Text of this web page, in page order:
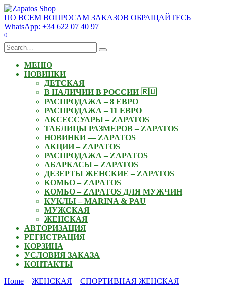
Skip
to
content
ПО ВСЕМ ВОПРОСАМ ЗАКАЗОВ ОБРАЩАЙТЕСЬ
WhatsApp: +34 622 07 40 97
0
Search
for:
МЕНЮ
НОВИНКИ
ДЕТСКАЯ
В НАЛИЧИИ В РОССИИ 🇷🇺
РАСПРОДАЖА – 8 ЕВРО
РАСПРОДАЖА – 11 ЕВРО
АКСЕССУАРЫ – ZAPATOS
ТАБЛИЦЫ РАЗМЕРОВ – ZAPATOS
НОВИНКИ — ZAPATOS
АКЦИИ – ZAPATOS
РАСПРОДАЖА – ZAPATOS
АБАРКАСЫ – ZAPATOS
ДЕЗЕРТЫ ЖЕНСКИЕ – ZAPATOS
КОМБО – ZAPATOS
КОМБО – ZAPATOS ДЛЯ МУЖЧИН
КУКЛЫ – MARINA & PAU
МУЖСКАЯ
ЖЕНСКАЯ
АВТОРИЗАЦИЯ
РЕГИСТРАЦИЯ
КОРЗИНА
УСЛОВИЯ ЗАКАЗА
КОНТАКТЫ
Home
ЖЕНСКАЯ СПОРТИВНАЯ ЖЕНСКАЯ